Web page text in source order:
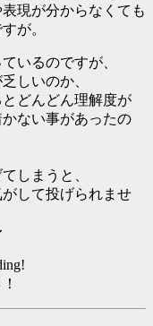
現が分からなくても
が。
いるのですが、
しいのか、
どんどん理解度が
ない事があったの
しまうと、
して投げられませ